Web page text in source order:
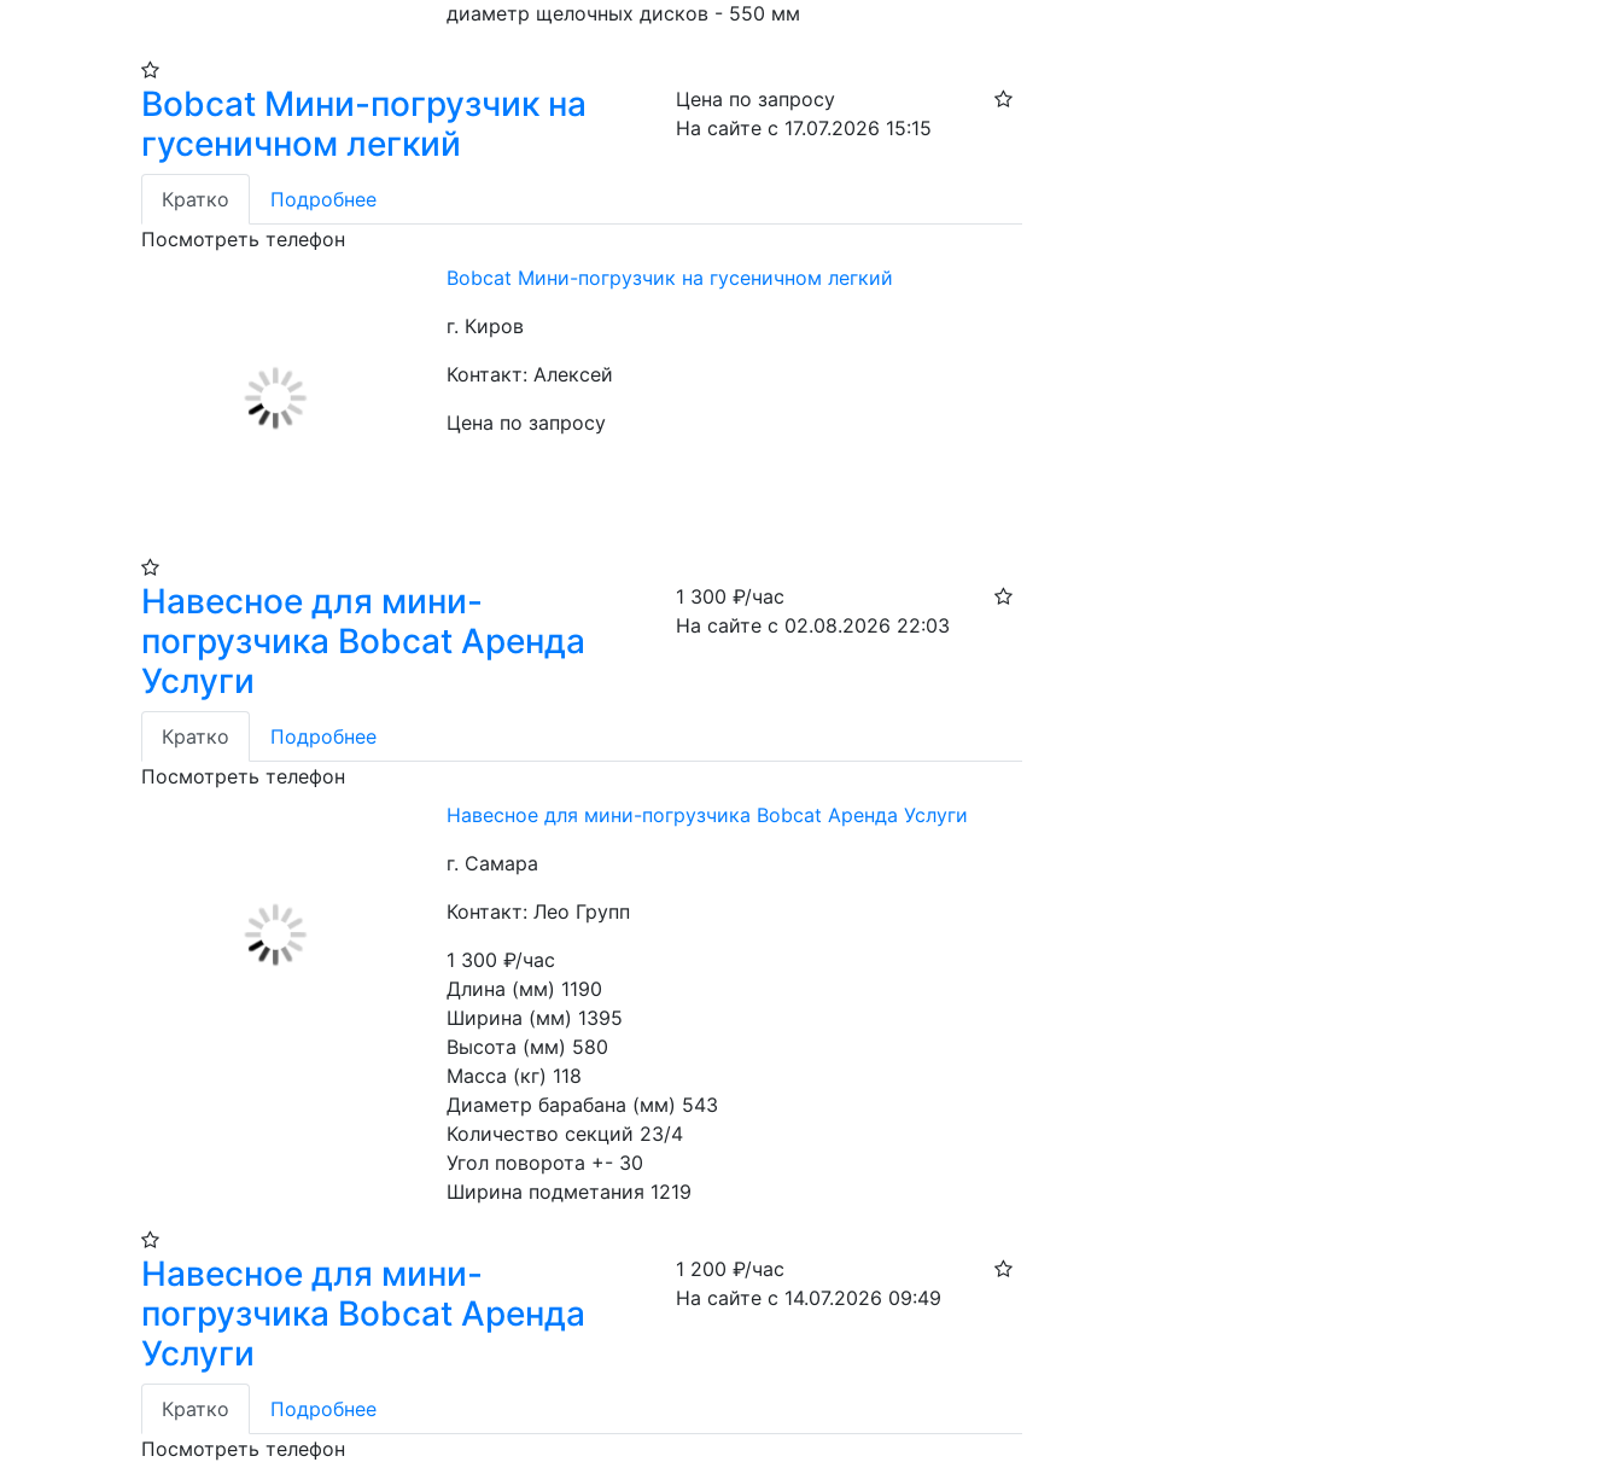
диаметр щелочных дисков - 550 мм
Bobcat Мини-погрузчик на
гусеничном легкий
Цена по запросу
На сайте с 17.07.2026 15:15
Кратко
Подробнее
Посмотреть телефон
Bobcat Мини-погрузчик на гусеничном легкий
г. Киров
Контакт: Алексей
Цена по запросу
Навесное для мини-
погрузчика Bobcat Аренда
Услуги
1 300₽/час
На сайте с 02.08.2026 22:03
Кратко
Подробнее
Посмотреть телефон
Навесное для мини-погрузчика Bobcat Аренда Услуги
г. Самара
Контакт: Лео Групп
1 300₽/час
Длина (мм) 1190
Ширина (мм) 1395
Высота (мм) 580
Масса (кг) 118
Диаметр барабана (мм) 543
Количество секций 23/4
Угол поворота +- 30
Ширина подметания 1219
Навесное для мини-
погрузчика Bobcat Аренда
Услуги
1 200₽/час
На сайте с 14.07.2026 09:49
Кратко
Подробнее
Посмотреть телефон